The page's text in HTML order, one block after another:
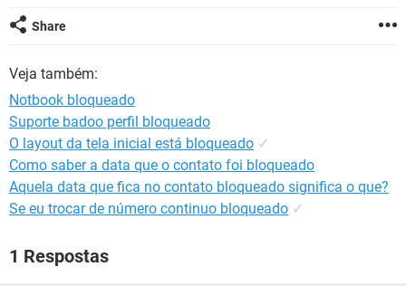
OUTLOOK
GUIA DE COMPRAS
Share
Veja também:
Notbook bloqueado
Suporte badoo perfil bloqueado
O layout da tela inicial está bloqueado ✓
Como saber a data que o contato foi bloqueado
Aquela data que fica no contato bloqueado significa o que?
Se eu trocar de número continuo bloqueado ✓
1 Respostas